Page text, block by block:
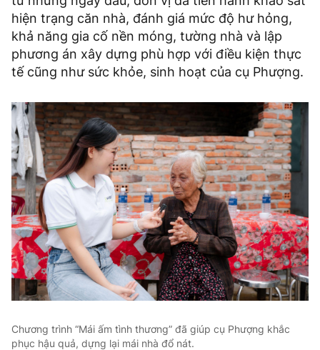
hiện trạng căn nhà, đánh giá mức độ hư hỏng,
khả năng gia cố nền móng, tường nhà và lập
phương án xây dựng phù hợp với điều kiện thực
tế cũng như sức khỏe, sinh hoạt của cụ Phượng.
Chương trình “Mái ấm tình thương” đã giúp cụ Phượng khắc
phục hậu quả, dựng lại mái nhà đổ nát.